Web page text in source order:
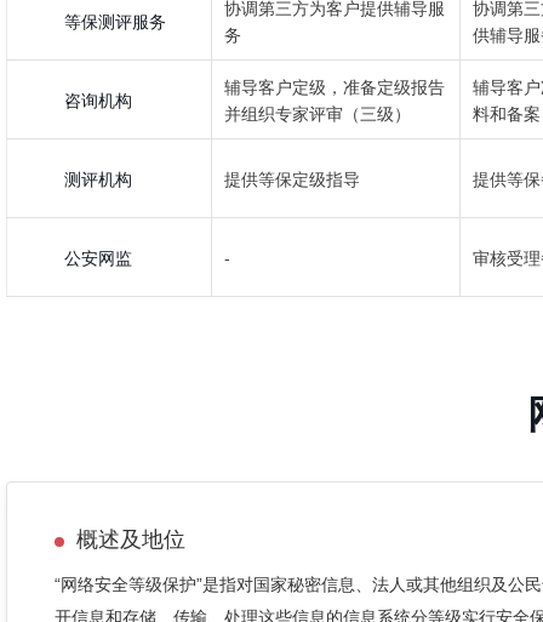
等保测评服务
协调第三方为客户提供辅导服
务
协调第
供辅导
咨询机构
辅导客户定级，准备定级报告
并组织专家评审（三级）
辅导客
料和备案
测评机构 提供等保定级指导 提供等
公安网监 - 审核受
概述及地位
“网络安全等级保护”是指对国家秘密信息、法人或其他组织及公
开信息和存储、传输、处理这些信息的信息系统分等级实行安全